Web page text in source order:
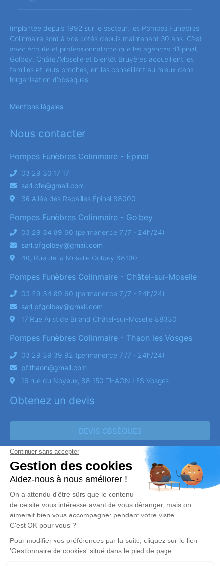
Implantée depuis 1992 sur le secteur, les Pompes Funèbres
Colinmaire sont à vos cotés depuis maintenant 30 ans. C’est
avec écoute et professionnalisme que les agences d’Epinal,
Golbey, Châtel/Moselle et bientôt Bruyères accueillent les
familles et leurs proches, en les conseillant au mieux dans
l’organisation d’obsèques.
Mentions légales
Nous contacter
Pompes Funèbres Colinmaire - Épinal
03 29 30 17 17
sarl.cfe@gmail.com
36 Allée des Rapailles Épinal 88000
Pompes Funèbres Colinmaire - Golbey
03 29 34 89 60 (permanence 7j/7 - 24h/24)
sarl.pfgolbey@gmail.com
40, Rue de la Moselle Golbey 88190
Pompes Funèbres Colinmaire - Châtel-sur-Moselle
03 29 34 89 60 (permanence 7j/7 - 24h/24)
sarl.pfgolbey@gmail.com
17 Rue Aristide Briand Châtel-sur-Moselle 88330
Pompes Funèbres Colinmaire - Thaon les Vosges
03 29 39 39 92 (permanence 7j/7 - 24h/24)
pf.thaon@gmail.com
16 rue du Noyeux, 88 150 THAON LES Vosges
Obtenez un devis
DEVIS OBSÈQUES
DEVIS PRÉVOYANCE
Suivez-nous